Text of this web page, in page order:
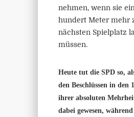
nehmen, wenn sie
hundert Meter mehr
nächsten Spielplatz
müssen.
Heute tut die SPD so,
den Beschlüssen in den
ihrer absoluten
dabei gewesen,